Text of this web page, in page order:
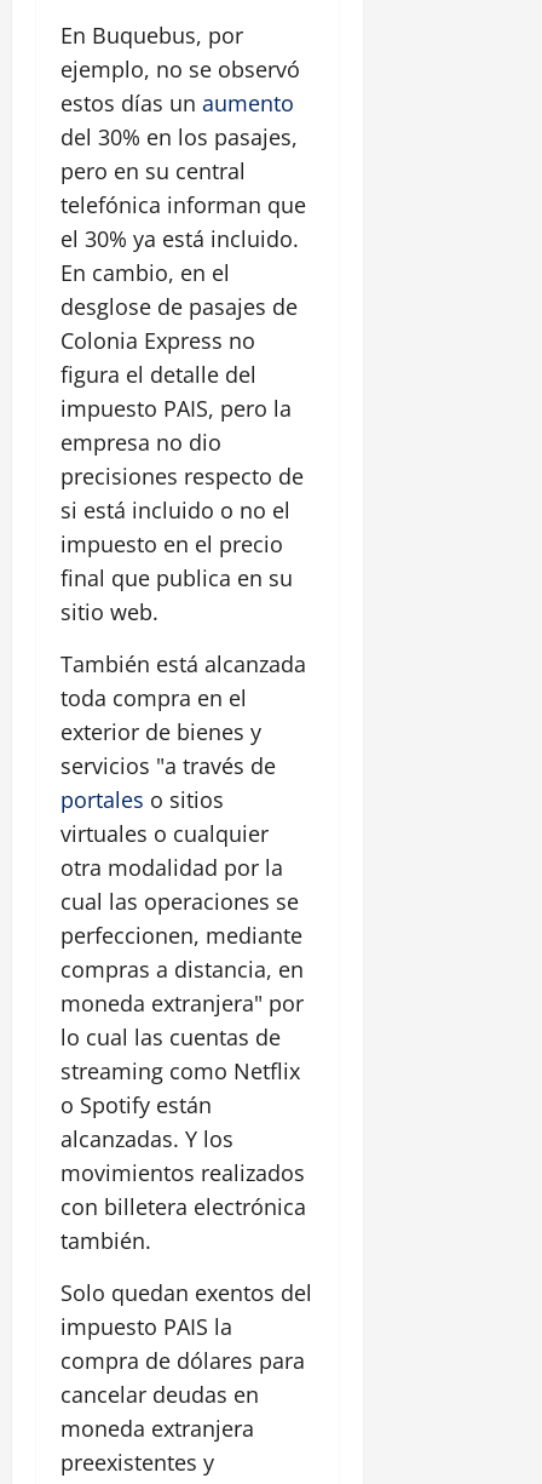
En Buquebus, por
ejemplo, no se observó
estos días un aumento
del 30% en los pasajes,
pero en su central
telefónica informan que
el 30% ya está incluido.
En cambio, en el
desglose de pasajes de
Colonia Express no
figura el detalle del
impuesto PAIS, pero la
empresa no dio
precisiones respecto de
si está incluido o no el
impuesto en el precio
final que publica en su
sitio web.
También está alcanzada
toda compra en el
exterior de bienes y
servicios "a través de
portales o sitios
virtuales o cualquier
otra modalidad por la
cual las operaciones se
perfeccionen, mediante
compras a distancia, en
moneda extranjera" por
lo cual las cuentas de
streaming como Netflix
o Spotify están
alcanzadas. Y los
movimientos realizados
con billetera electrónica
también.
Solo quedan exentos del
impuesto PAIS la
compra de dólares para
cancelar deudas en
moneda extranjera
preexistentes y